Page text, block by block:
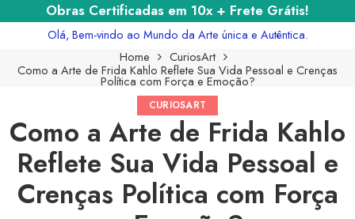
Obras Certificadas em 10x + Frete Grátis!
Olá, Bem-vindo ao Mundo da Arte única e Autêntica.
Home
CuriosArt
Como a Arte de Frida Kahlo Reflete Sua Vida Pessoal e Crenças
Política com Força e Emoção?
CURIOSART
Como a Arte de Frida Kahlo
Reflete Sua Vida Pessoal e
Crenças Política com Força